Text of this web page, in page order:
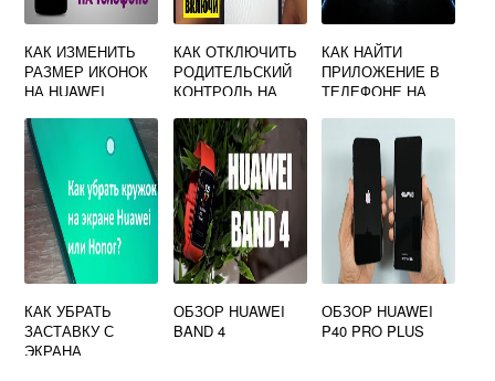
КАК ИЗМЕНИТЬ
РАЗМЕР ИКОНОК
НА HUAWEI
КАК ОТКЛЮЧИТЬ
РОДИТЕЛЬСКИЙ
КОНТРОЛЬ НА
HUAWEI
КАК НАЙТИ
ПРИЛОЖЕНИЕ В
ТЕЛЕФОНЕ НА
КАК УБРАТЬ
ЗАСТАВКУ С
ЭКРАНА
ОБЗОР HUAWEI
BAND 4
ОБЗОР HUAWEI
P40 PRO PLUS